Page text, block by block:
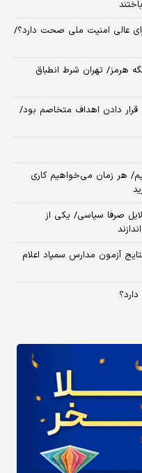
عالی امنیت ملی صحت دارد؟/
هرمز/ تهران شرط انطباق
دادن اهداف متخاصم بود/
هر زمان می‌خواهیم کاری
صرفا سیاسی/ یکی از
آزمون مدارس سمپاد اعلام